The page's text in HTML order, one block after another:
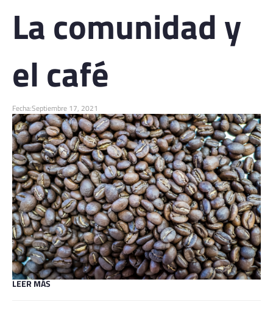
La comunidad y
el café
Fecha:Septiembre 17, 2021
LEER MÁS